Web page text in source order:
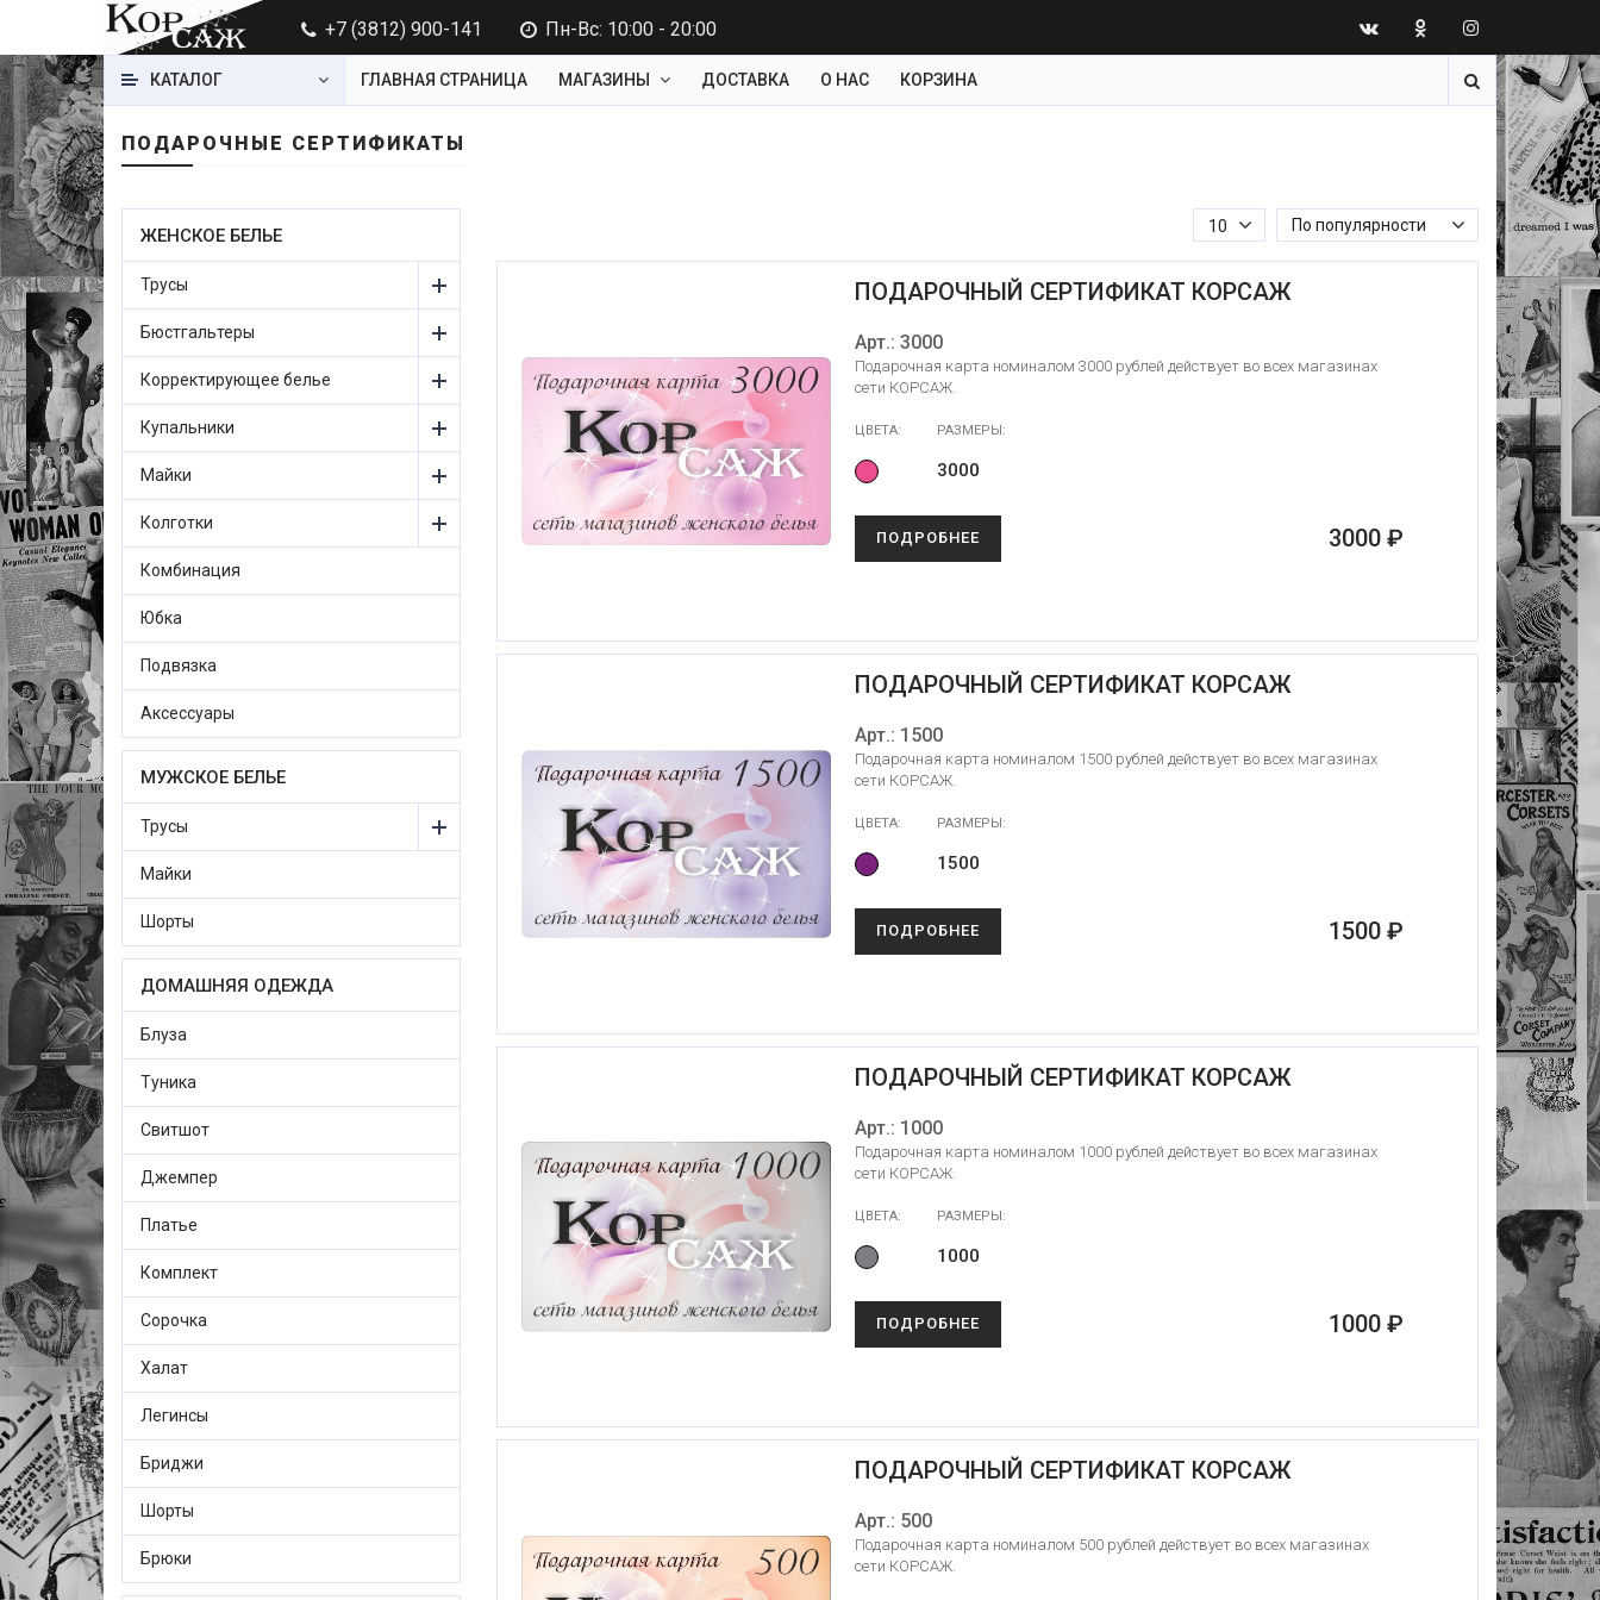
+7 (3812) 900-141 Пн-Вс: 10:00 - 20:00
КАТАЛОГ ГЛАВНАЯ СТРАНИЦА МАГАЗИНЫ ДОСТАВКА О НАС КОРЗИНА
ПОДАРОЧНЫЕ СЕРТИФИКАТЫ
ЖЕНСКОЕ БЕЛЬЕ
Трусы
Бюстгальтеры
Корректирующее белье
Купальники
Майки
Колготки
Комбинация
Юбка
Подвязка
Аксессуары
МУЖСКОЕ БЕЛЬЕ
Трусы
Майки
Шорты
ДОМАШНЯЯ ОДЕЖДА
Блуза
Туника
Свитшот
Джемпер
Платье
Комплект
Сорочка
Халат
Легинсы
Бриджи
Шорты
Брюки
По популярности
10
ПОДАРОЧНЫЙ СЕРТИФИКАТ КОРСАЖ
Арт.: 3000
Подарочная карта номиналом 3000 рублей действует во всех магазинах
сети КОРСАЖ.
ЦВЕТА: РАЗМЕРЫ:
3000
ПОДРОБНЕЕ 3000 ₽
ПОДАРОЧНЫЙ СЕРТИФИКАТ КОРСАЖ
Арт.: 1500
Подарочная карта номиналом 1500 рублей действует во всех магазинах
сети КОРСАЖ.
ЦВЕТА: РАЗМЕРЫ:
1500
ПОДРОБНЕЕ 1500 ₽
ПОДАРОЧНЫЙ СЕРТИФИКАТ КОРСАЖ
Арт.: 1000
Подарочная карта номиналом 1000 рублей действует во всех магазинах
сети КОРСАЖ.
ЦВЕТА: РАЗМЕРЫ:
1000
ПОДРОБНЕЕ 1000 ₽
ПОДАРОЧНЫЙ СЕРТИФИКАТ КОРСАЖ
Арт.: 500
Подарочная карта номиналом 500 рублей действует во всех магазинах
сети КОРСАЖ.